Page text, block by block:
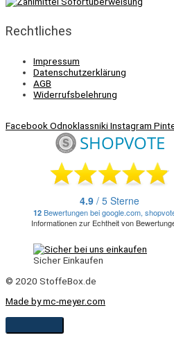
Rechtliches
Impressum
Datenschutzerklärung
AGB
Widerrufsbelehrung
FacebookOdnoklassnikiInstagram
Sicher Einkaufen
© 2020 StoffeBox.de
Made by mc-meyer.com